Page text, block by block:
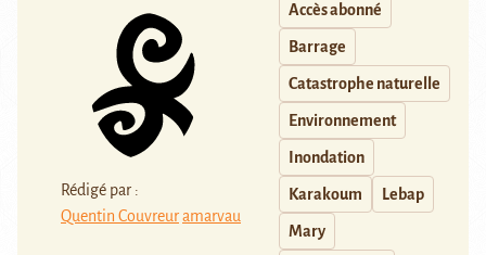
Rédigé par :
Quentin Couvreuramarvau
Accès abonné
Barrage
Catastrophe naturelle
Environnement
Inondation
Karakoum Lebap
Mary